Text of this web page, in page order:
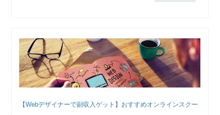
【Webデザイナーで副収入ゲット】おすすめオンラインスクー